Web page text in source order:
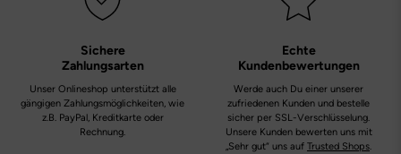
Sichere
Zahlungsarten
Unser Onlineshop unterstützt alle
gängigen Zahlungsmöglichkeiten, wie
z.B. PayPal, Kreditkarte oder
Rechnung.
Echte
Kundenbewertungen
Werde auch Du einer unserer
zufriedenen Kunden und bestelle
sicher per SSL-Verschlüsselung.
Unsere Kunden bewerten uns mit
„Sehr gut“ uns auf Trusted Shops.